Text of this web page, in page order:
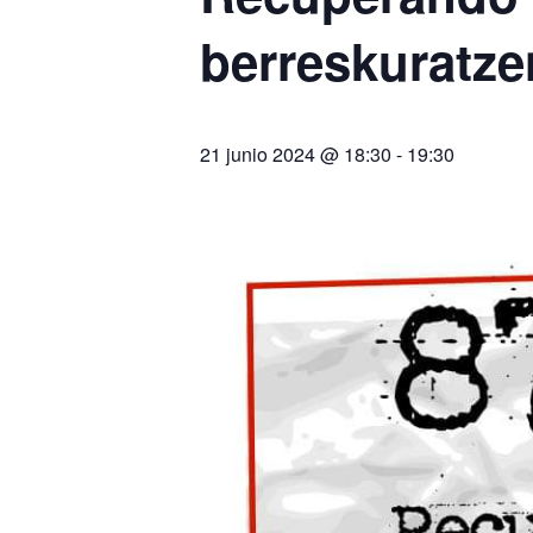
21 junio 2024 @ 18:30 - 19:30